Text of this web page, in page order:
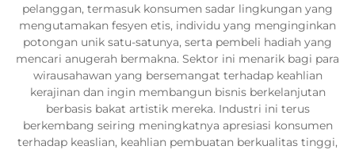
pelanggan, termasuk konsumen sadar lingkungan yang
mengutamakan fesyen etis, individu yang menginginkan
potongan unik satu-satunya, serta pembeli hadiah yang
mencari anugerah bermakna. Sektor ini menarik bagi para
wirausahawan yang bersemangat terhadap keahlian
kerajinan dan ingin membangun bisnis berkelanjutan
berbasis bakat artistik mereka. Industri ini terus
berkembang seiring meningkatnya apresiasi konsumen
terhadap keaslian, keahlian pembuatan berkualitas tinggi,